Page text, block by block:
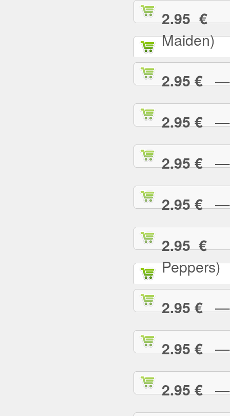
2.95 €—
Maiden)
2.95 €—
2.95 €—
2.95 €—
2.95 €—
2.95 €—
Peppers)
2.95 €—
2.95 €—
2.95 €—